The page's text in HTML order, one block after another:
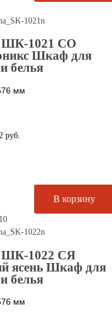
ШК-1021 СО
Шкаф для
белья
мм
руб.
ШК-1022 СЯ
ясень Шкаф для
белья
мм